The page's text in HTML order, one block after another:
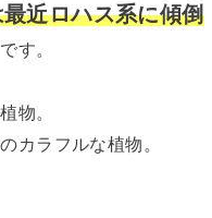
近ロハス系に傾倒
す。
物。
カラフルな植物。